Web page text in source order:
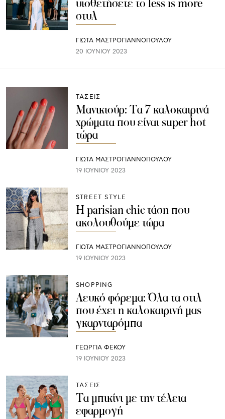
υιοθετήσετε τo less is more
στυλ
ΓΙΩΤΑ ΜΑΣΤΡΟΓΙΑΝΝΟΠΟΥΛΟΥ
20 ΙΟΥΝΊΟΥ 2023
ΤΑΣΕΙΣ
Μανικιούρ: Τα 7 καλοκαιρινά
χρώματα που είναι super hot
τώρα
ΓΙΩΤΑ ΜΑΣΤΡΟΓΙΑΝΝΟΠΟΥΛΟΥ
19 ΙΟΥΝΊΟΥ 2023
STREET STYLE
Η parisian chic τάση που
ακολουθούμε τώρα
ΓΙΩΤΑ ΜΑΣΤΡΟΓΙΑΝΝΟΠΟΥΛΟΥ
19 ΙΟΥΝΊΟΥ 2023
SHOPPING
Λευκό φόρεμα: Όλα τα στιλ
που έχει η καλοκαιρινή μας
γκαρνταρόμπα
ΓΕΩΡΓΙΑ ΦΕΚΟΥ
19 ΙΟΥΝΊΟΥ 2023
ΤΑΣΕΙΣ
Τα μπικίνι με την τέλεια
εφαρμογή